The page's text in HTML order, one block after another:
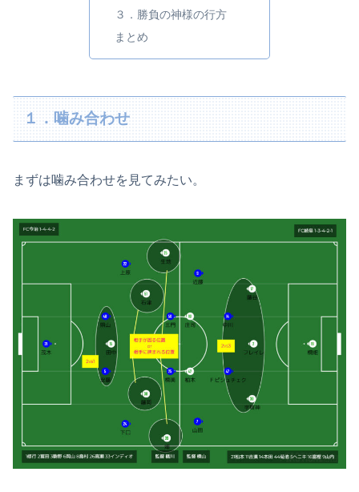
３．勝負の神様の行方
まとめ
１．噛み合わせ
まずは噛み合わせを見てみたい。